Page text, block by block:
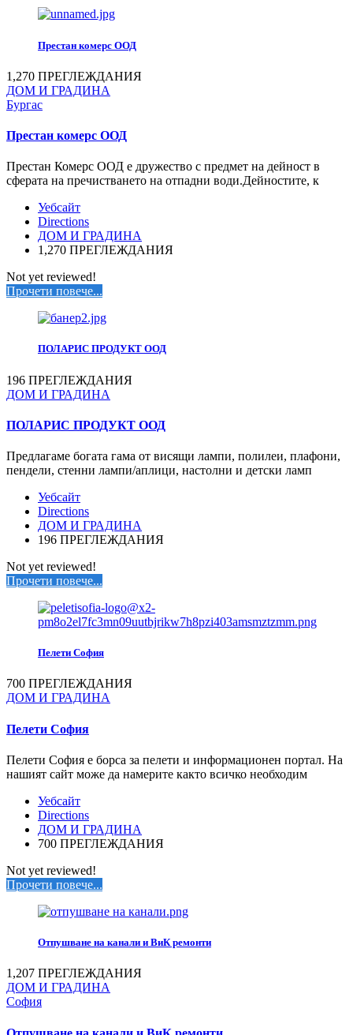
Престан комерс ООД
1,270 ПРЕГЛЕЖДАНИЯ
ДОМ И ГРАДИНА
Бургас
Престан комерс ООД
Престан Комерс ООД е дружество с предмет на дейност в
сферата на пречистването на отпадни води.Дейностите, к
Уебсайт
Directions
ДОМ И ГРАДИНА
1,270 ПРЕГЛЕЖДАНИЯ
Not yet reviewed!
Прочети повече...
ПОЛАРИС ПРОДУКТ ООД
196 ПРЕГЛЕЖДАНИЯ
ДОМ И ГРАДИНА
ПОЛАРИС ПРОДУКТ ООД
Предлагаме богата гама от висящи лампи, полилеи, плафони,
пендели, стенни лампи/аплици, настолни и детски ламп
Уебсайт
Directions
ДОМ И ГРАДИНА
196 ПРЕГЛЕЖДАНИЯ
Not yet reviewed!
Прочети повече...
Пелети София
700 ПРЕГЛЕЖДАНИЯ
ДОМ И ГРАДИНА
Пелети София
Пелети София е борса за пелети и информационен портал. На
нашият сайт може да намерите както всичко необходим
Уебсайт
Directions
ДОМ И ГРАДИНА
700 ПРЕГЛЕЖДАНИЯ
Not yet reviewed!
Прочети повече...
Отпушване на канали и ВиК ремонти
1,207 ПРЕГЛЕЖДАНИЯ
ДОМ И ГРАДИНА
София